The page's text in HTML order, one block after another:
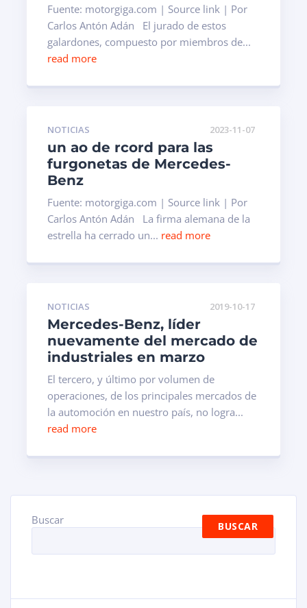
Fuente: motorgiga.com | Source link | Por
Carlos Antón Adán El jurado de estos
galardones, compuesto por miembros de...
read more
NOTICIAS 2023-11-07
un ao de rcord para las
furgonetas de Mercedes-
Benz
Fuente: motorgiga.com | Source link | Por
Carlos Antón Adán La firma alemana de la
estrella ha cerrado un... read more
NOTICIAS 2019-10-17
Mercedes-Benz, líder
nuevamente del mercado de
industriales en marzo
El tercero, y último por volumen de
operaciones, de los principales mercados de
la automoción en nuestro país, no logra...
read more
Buscar BUSCAR